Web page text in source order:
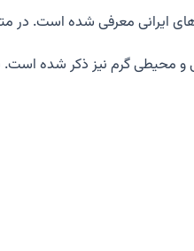
ایرانی معرفی شده است.
و محیطی گرم نیز ذکر شده